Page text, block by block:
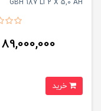
GBH 187 LI 2 X 5,0 AH
89,000,000